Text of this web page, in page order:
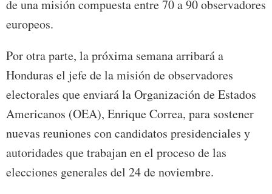
de una misión compuesta entre 70 a 90 observadores
europeos.
Por otra parte, la próxima semana arribará a
Honduras el jefe de la misión de observadores
electorales que enviará la Organización de Estados
Americanos (OEA), Enrique Correa, para sostener
nuevas reuniones con candidatos presidenciales y
autoridades que trabajan en el proceso de las
elecciones generales del 24 de noviembre.